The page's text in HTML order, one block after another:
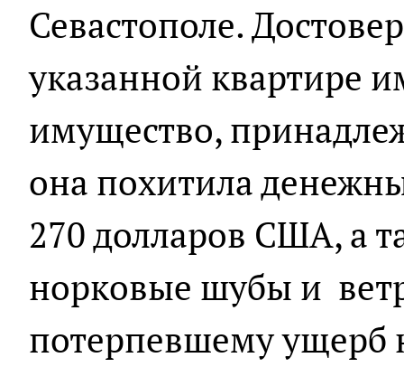
Севастополе.
указанной квартире
имущество,
она похитила
270 долларов США, а
норковые шубы и
потерпевшему ущерб